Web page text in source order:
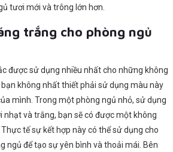
tươi mới và trông lớn hơn.
trắng cho phòng ngủ
được sử dụng nhiều nhất cho những không
không nhất thiết phải sử dụng màu này
mình. Trong một phòng ngủ nhỏ, sử dụng
nhạt và trắng, bạn sẽ có được một không
tế sự kết hợp này có thể sử dụng cho
ngủ để tạo sự yên bình và thoải mái. Bên